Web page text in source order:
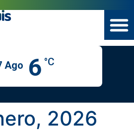
Ago 6 °C
2026